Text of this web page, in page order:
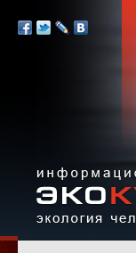
человек,
общество
Мы